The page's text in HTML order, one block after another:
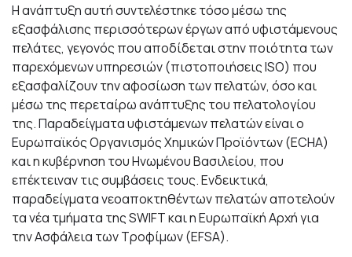
Η ανάπτυξη αυτή συντελέστηκε τόσο μέσω της
εξασφάλισης περισσότερων έργων από υφιστάμενους
πελάτες, γεγονός που αποδίδεται στην ποιότητα των
παρεχόμενων υπηρεσιών (πιστοποιήσεις ISO) που
εξασφαλίζουν την αφοσίωση των πελατών, όσο και
μέσω της περεταίρω ανάπτυξης του πελατολογίου
της. Παραδείγματα υφιστάμενων πελατών είναι ο
Ευρωπαϊκός Οργανισμός Χημικών Προϊόντων (ECHA)
και η κυβέρνηση του Ηνωμένου Βασιλείου, που
επέκτειναν τις συμβάσεις τους. Ενδεικτικά,
παραδείγματα νεοαποκτηθέντων πελατών αποτελούν
τα νέα τμήματα της SWIFT και η Ευρωπαϊκή Αρχή για
την Ασφάλεια των Τροφίμων (EFSA).